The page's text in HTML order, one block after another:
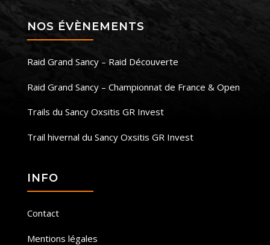
NOS ÉVÈNEMENTS
Raid Grand Sancy – Raid Découverte
Raid Grand Sancy – Championnat de France & Open
Trails du Sancy Oxsitis GR Invest
Trail hivernal du Sancy Oxsitis GR Invest
INFO
Contact
Mentions légales